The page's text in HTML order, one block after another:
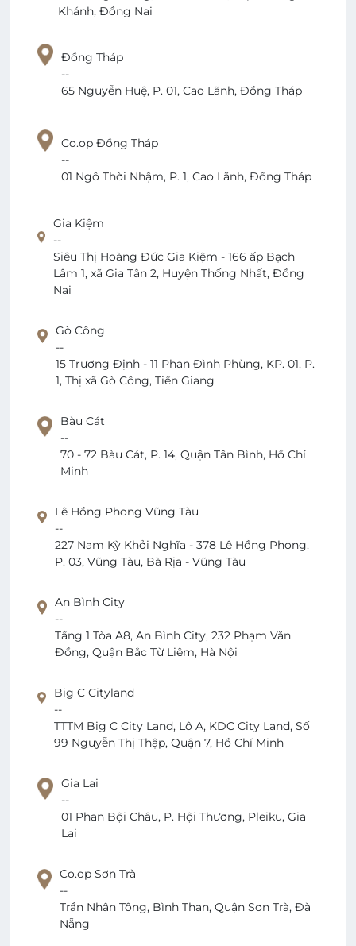
Khánh, Đồng Nai
Đồng Tháp
--
65 Nguyễn Huệ, P. 01, Cao Lãnh, Đồng Tháp
Co.op Đồng Tháp
--
01 Ngô Thời Nhậm, P. 1, Cao Lãnh, Đồng Tháp
Gia Kiệm
--
Siêu Thị Hoàng Đức Gia Kiệm - 166 ấp Bạch
Lâm 1, xã Gia Tân 2, Huyện Thống Nhất, Đồng
Nai
Gò Công
--
15 Trương Định - 11 Phan Đình Phùng, KP. 01, P.
1, Thị xã Gò Công, Tiền Giang
Bàu Cát
--
70 - 72 Bàu Cát, P. 14, Quận Tân Bình, Hồ Chí
Minh
Lê Hồng Phong Vũng Tàu
--
227 Nam Kỳ Khởi Nghĩa - 378 Lê Hồng Phong,
P. 03, Vũng Tàu, Bà Rịa - Vũng Tàu
An Bình City
--
Tầng 1 Tòa A8, An Bình City, 232 Phạm Văn
Đồng, Quận Bắc Từ Liêm, Hà Nội
Big C Cityland
--
TTTM Big C City Land, Lô A, KDC City Land, Số
99 Nguyễn Thị Thập, Quận 7, Hồ Chí Minh
Gia Lai
--
01 Phan Bội Châu, P. Hội Thương, Pleiku, Gia
Lai
Co.op Sơn Trà
--
Trần Nhân Tông, Bình Than, Quận Sơn Trà, Đà
Nẵng